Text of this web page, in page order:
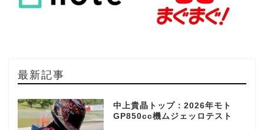
最新記事
中上貴晶トップ：2026年モト
GP850cc機ムジェッロテスト